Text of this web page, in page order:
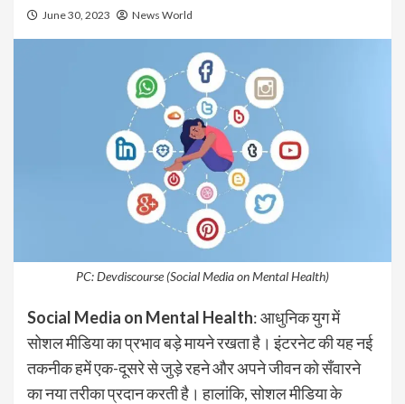
June 30, 2023 News World
PC: Devdiscourse (Social Media on Mental Health)
Social Media on Mental Health: आधुनिक युग में
सोशल मीडिया का प्रभाव बड़े मायने रखता है। इंटरनेट की यह नई
तकनीक हमें एक-दूसरे से जुड़े रहने और अपने जीवन को सँवारने
का नया तरीका प्रदान करती है। हालांकि, सोशल मीडिया के